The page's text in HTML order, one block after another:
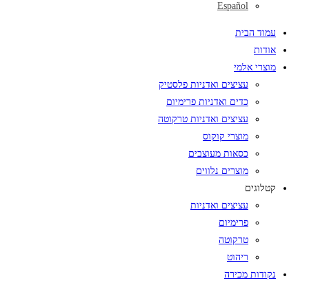
Español
עמוד הבית
אודות
מוצרי אלמי
עציצים ואדניות פלסטיק
כדים ואדניות פרימיום
עציצים ואדניות טרקוטה
מוצרי קוקוס
כסאות מעוצבים
מוצרים נלווים
קטלוגים
עציצים ואדניות
פרימיום
טרקוטה
ריהוט
נקודות מכירה